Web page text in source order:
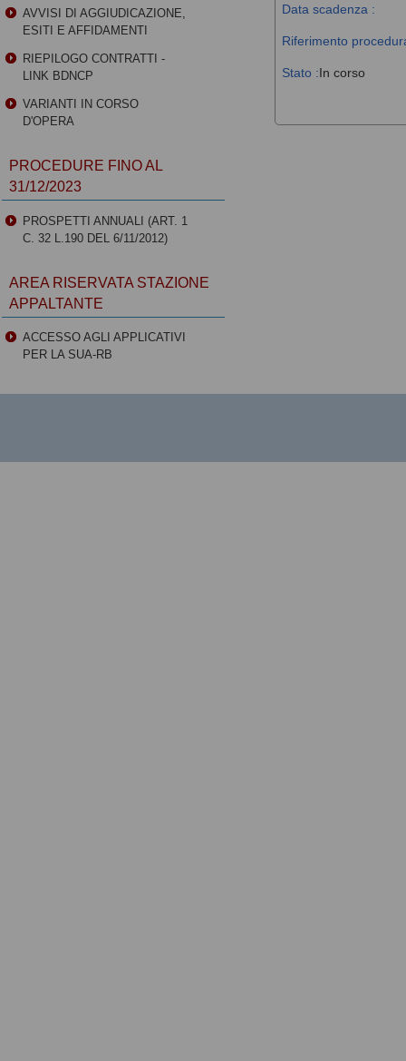
Data scadenza :
Riferimento
Stato :In corso
AVVISI DI AGGIUDICAZIONE,
ESITI E AFFIDAMENTI
RIEPILOGO CONTRATTI -
LINK BDNCP
VARIANTI IN CORSO
D'OPERA
PROCEDURE FINO AL
31/12/2023
PROSPETTI ANNUALI (ART. 1
C. 32 L.190 DEL 6/11/2012)
AREA RISERVATA STAZIONE
APPALTANTE
ACCESSO AGLI APPLICATIVI
PER LA SUA-RB